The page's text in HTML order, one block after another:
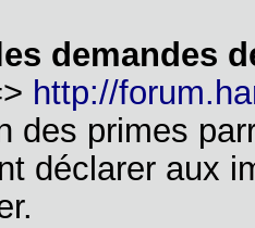
demandes
http://
des primes
déclarer aux